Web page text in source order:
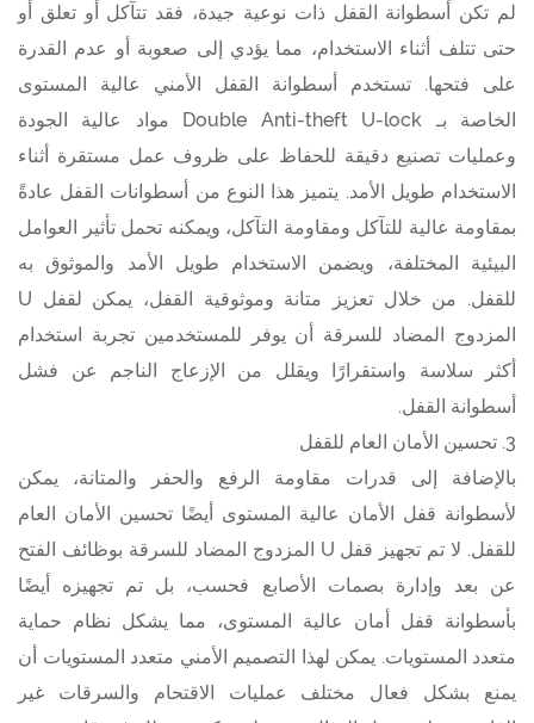
لم تكن أسطوانة القفل ذات نوعية جيدة، فقد تتآكل أو تعلق أو
حتى تتلف أثناء الاستخدام، مما يؤدي إلى صعوبة أو عدم القدرة
على فتحها. تستخدم أسطوانة القفل الأمني عالية المستوى
الخاصة بـ Double Anti-theft U-lock مواد عالية الجودة
وعمليات تصنيع دقيقة للحفاظ على ظروف عمل مستقرة أثناء
الاستخدام طويل الأمد. يتميز هذا النوع من أسطوانات القفل عادةً
بمقاومة عالية للتآكل ومقاومة التآكل، ويمكنه تحمل تأثير العوامل
البيئية المختلفة، ويضمن الاستخدام طويل الأمد والموثوق به
للقفل. من خلال تعزيز متانة وموثوقية القفل، يمكن لقفل U
المزدوج المضاد للسرقة أن يوفر للمستخدمين تجربة استخدام
أكثر سلاسة واستقرارًا ويقلل من الإزعاج الناجم عن فشل
أسطوانة القفل.
3. تحسين الأمان العام للقفل
بالإضافة إلى قدرات مقاومة الرفع والحفر والمتانة، يمكن
لأسطوانة قفل الأمان عالية المستوى أيضًا تحسين الأمان العام
للقفل. لا تم تجهيز قفل U المزدوج المضاد للسرقة بوظائف الفتح
عن بعد وإدارة بصمات الأصابع فحسب، بل تم تجهيزه أيضًا
بأسطوانة قفل أمان عالية المستوى، مما يشكل نظام حماية
متعدد المستويات. يمكن لهذا التصميم الأمني متعدد المستويات أن
يمنع بشكل فعال مختلف عمليات الاقتحام والسرقات غير